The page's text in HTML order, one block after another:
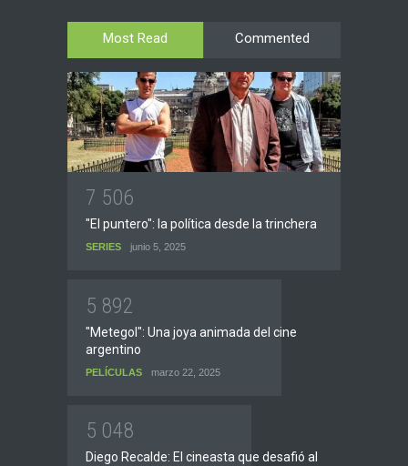
Most Read Commented
7 506
"El puntero": la política desde la trinchera
SERIES junio 5, 2025
5 892
"Metegol": Una joya animada del cine
argentino
PELÍCULAS marzo 22, 2025
5 048
Diego Recalde: El cineasta que desafió al